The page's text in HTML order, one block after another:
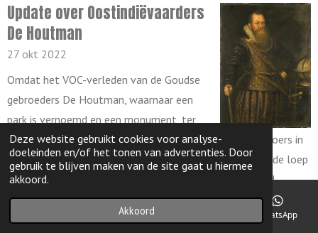
Deze website gebruikt cookies voor analyse-
doeleinden en/of het tonen van advertenties. Door
gebruik te blijven maken van de site gaat u hiermee
akkoord.
Akkoord
Update over Oostindiëvaarders
De Houtman
27 okt 2022
Omdat het VOC-verleden van de Goudse
gebroeders De Houtman, waarnaar een
park is vernoemd en een monument, ter
discussie staat, heb ik het verhaal over de omstreden broers in
de rubriek Historie->Markante personen nog eens onder de loep
gehouden. Frederik de Houtman blijkt niet alleen bekend
vanwege zijn soms brute optreden in De Molukken, maar ook
door de nauwkeurige sterrenwaarnemingen die hij en Pieter
Telefoonnummer WhatsApp